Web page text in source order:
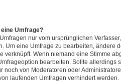
Umfrage?
nur vom ursprünglichen
Um eine Umfrage zu bearbeiten, ändere
verknüpft. Wenn niemand eine Stimme
bearbeiten. Sollte allerdings
noch von Moderatoren oder
laufenden Umfragen verhindert werden.